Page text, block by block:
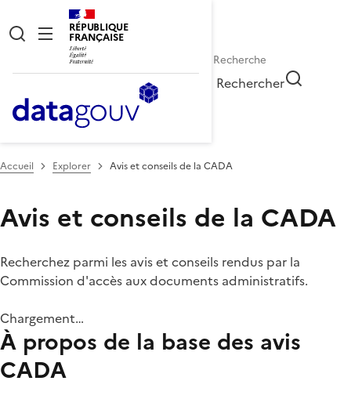
RÉPUBLIQUE
FRANÇAISE
Rechercher
Accueil Explorer Avis et conseils de la CADA
Avis et conseils de la CADA
Recherchez parmi les avis et conseils rendus par la
Commission d'accès aux documents administratifs.
Chargement…
À propos de la base des avis
CADA